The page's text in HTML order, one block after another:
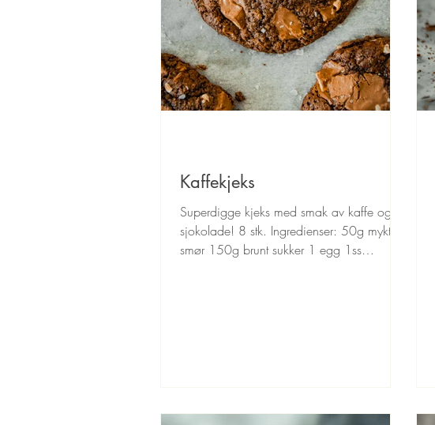
Kaffekjeks
Superdigge kjeks med smak av kaffe og
sjokolade! 8 stk. Ingredienser: 50g mykt
smør 150g brunt sukker 1 egg 1ss